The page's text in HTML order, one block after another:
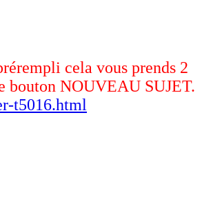
cela vous prends 2
bouton NOUVEAU SUJET.
t5016.html